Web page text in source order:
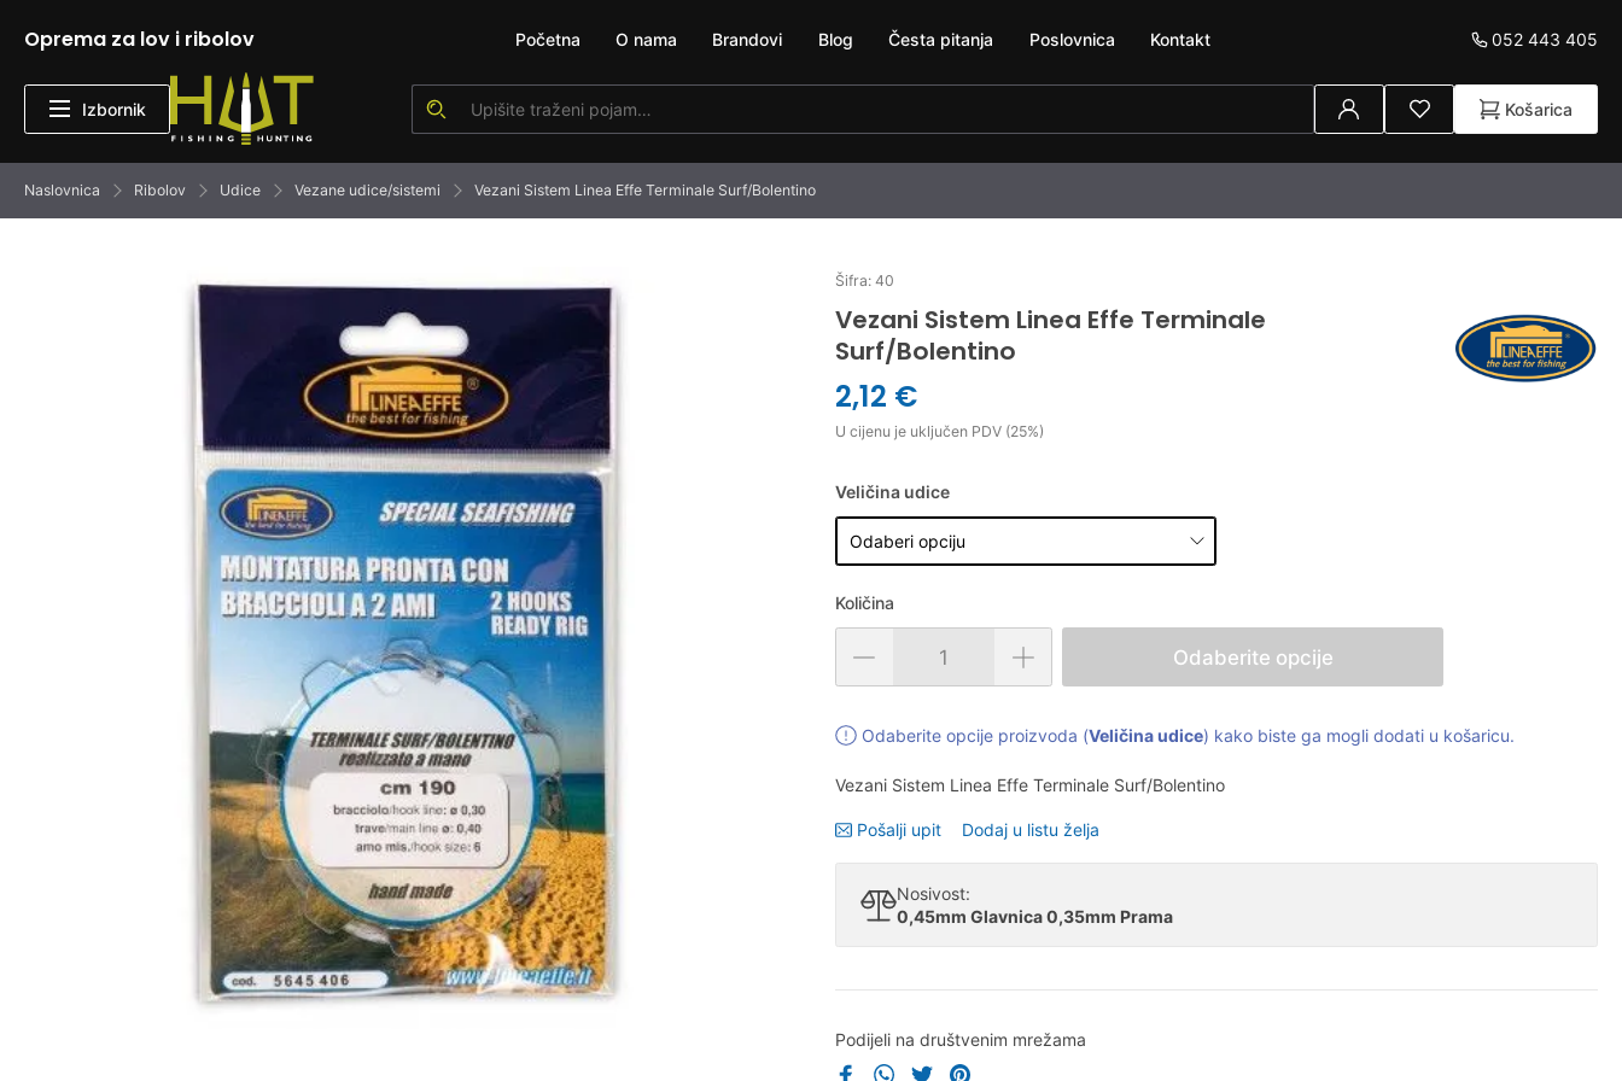
Oprema za lov i ribolov Početna O nama Brandovi Blog Česta pitanja Poslovnica Kontakt 052 443 405
Izbornik Košarica
Naslovnica Ribolov Udice Vezane udice/sistemi Vezani Sistem Linea Effe Terminale Surf/Bolentino
Šifra: 40
Vezani Sistem Linea Effe Terminale
Surf/Bolentino
2,12 €
U cijenu je uključen PDV (25%)
Veličina udice
Količina
Odaberite opcije
Odaberite opcije proizvoda (Veličina udice) kako biste ga mogli dodati u košaricu.
Vezani Sistem Linea Effe Terminale Surf/Bolentino
Pošalji upit Dodaj u listu želja
Nosivost:
0,45mm Glavnica 0,35mm Prama
Podijeli na društvenim mrežama